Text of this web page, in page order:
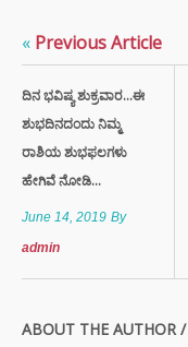
« Previous Article
ದಿನ ಭವಿಷ್ಯ ಶುಕ್ರವಾರ...ಈ
ಶುಭದಿನದಂದು ನಿಮ್ಮ
ರಾಶಿಯ ಶುಭಫಲಗಳು
ಹೇಗಿವೆ ನೋಡಿ...
June 14, 2019 By
admin
ABOUT THE AUTHOR /